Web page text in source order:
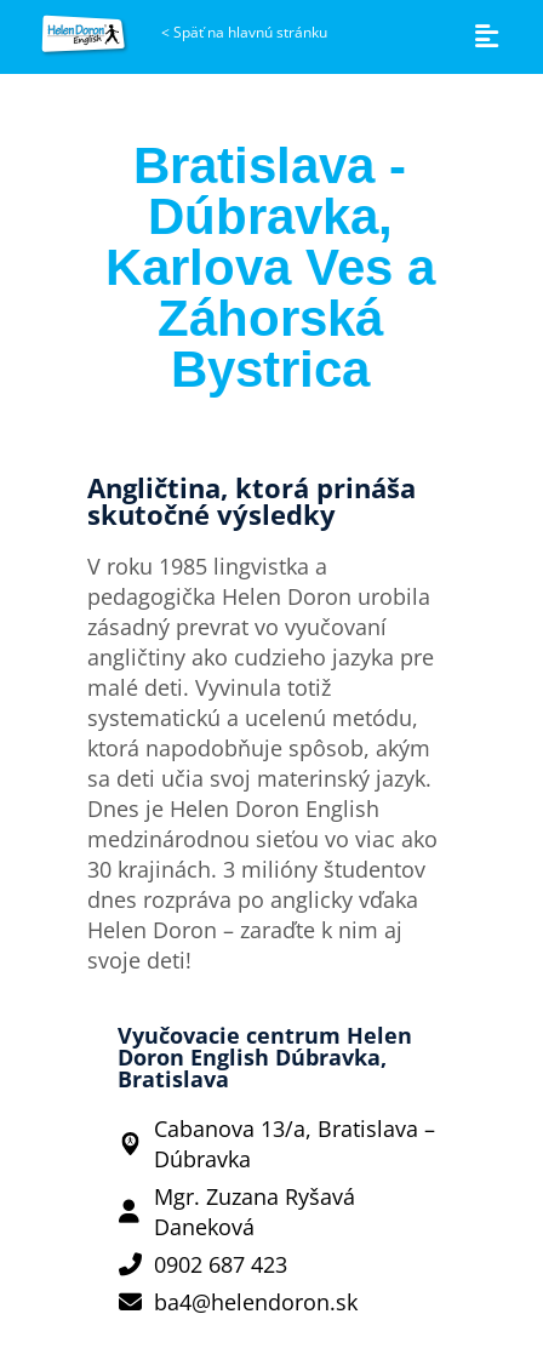
<Späť na hlavnú stránku
Bratislava -
Dúbravka,
Karlova Ves a
Záhorská
Bystrica
Angličtina, ktorá prináša
skutočné výsledky
V roku 1985 lingvistka a
pedagogička Helen Doron urobila
zásadný prevrat vo vyučovaní
angličtiny ako cudzieho jazyka pre
malé deti. Vyvinula totiž
systematickú a ucelenú metódu,
ktorá napodobňuje spôsob, akým
sa deti učia svoj materinský jazyk.
Dnes je Helen Doron English
medzinárodnou sieťou vo viac ako
30 krajinách. 3 milióny študentov
dnes rozpráva po anglicky vďaka
Helen Doron – zaraďte k nim aj
svoje deti!
Vyučovacie centrum Helen
Doron English Dúbravka,
Bratislava
Cabanova 13/a, Bratislava –
Dúbravka
Mgr. Zuzana Ryšavá
Daneková
0902 687 423
ba4@helendoron.sk